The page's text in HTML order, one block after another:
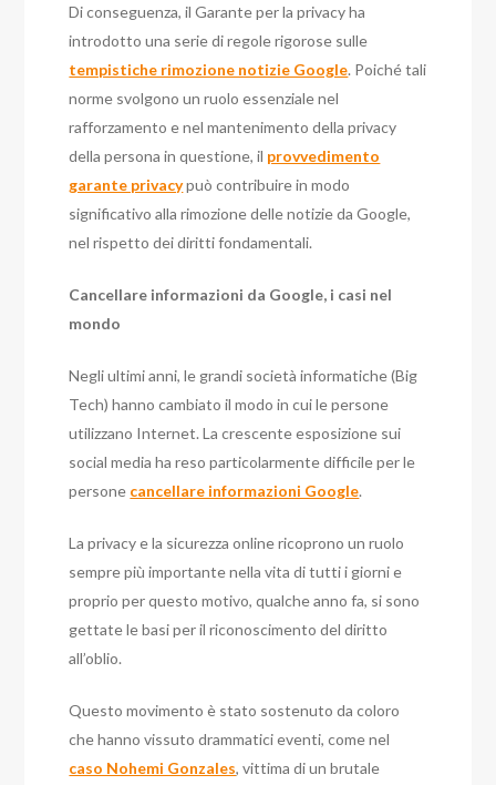
Di conseguenza, il Garante per la privacy ha
introdotto una serie di regole rigorose sulle
tempistiche rimozione notizie Google. Poiché tali
norme svolgono un ruolo essenziale nel
rafforzamento e nel mantenimento della privacy
della persona in questione, il provvedimento
garante privacypuò contribuire in modo
significativo alla rimozione delle notizie da Google,
nel rispetto dei diritti fondamentali.
Cancellare informazioni da Google, i casi nel
mondo
Negli ultimi anni, le grandi società informatiche (Big
Tech) hanno cambiato il modo in cui le persone
utilizzano Internet. La crescente esposizione sui
social media ha reso particolarmente difficile per le
persone cancellare informazioni Google.
La privacy e la sicurezza online ricoprono un ruolo
sempre più importante nella vita di tutti i giorni e
proprio per questo motivo, qualche anno fa, si sono
gettate le basi per il riconoscimento del diritto
all’oblio.
Questo movimento è stato sostenuto da coloro
che hanno vissuto drammatici eventi, come nel
caso Nohemi Gonzales, vittima di un brutale